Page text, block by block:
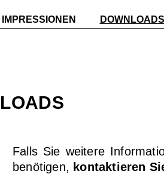
IMPRESSIONEN DOWNLOADS
Falls Sie weitere
benötigen, kontaktieren